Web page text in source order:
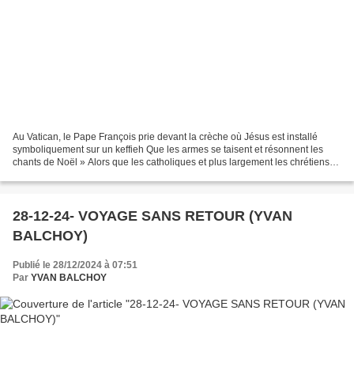
Au Vatican, le Pape François prie devant la crèche où Jésus est installé
symboliquement sur un keffieh Que les armes se taisent et résonnent les
chants de Noël » Alors que les catholiques et plus largement les chrétiens
28-12-24- VOYAGE SANS RETOUR (YVAN
BALCHOY)
Publié le 28/12/2024 à 07:51
Par YVAN BALCHOY